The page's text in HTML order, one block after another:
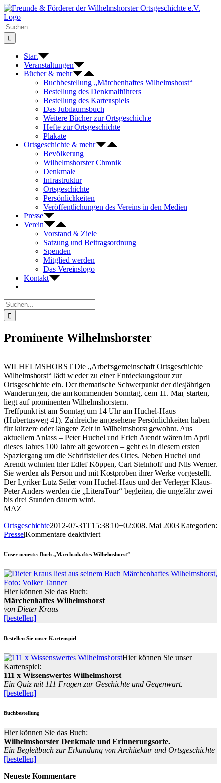
Zum
Inhalt
springen
Suche
nach:
Start
Veranstaltungen
Bücher & mehr
Buchbestellung „Märchenhaftes Wilhelmshorst“
Bestellung des Denkmalführers
Bestellung des Kartenspiels
Das Jubiläumsbuch
Weitere Bücher zur Ortsgeschichte
Hefte zur Ortsgeschichte
Plakate
Ortsgeschichte & mehr
Bevölkerung
Wilhelmshorster Chronik
Denkmale
Infrastruktur
Ortsgeschichte
Persönlichkeiten
Veröffentlichungen des Vereins in den Medien
Presse
Verein
Vorstand & Ziele
Satzung und Beitragsordnung
Spenden
Mitglied werden
Das Vereinslogo
Kontakt
Suche
nach:
Prominente Wilhelmshorster
WILHELMSHORST Die „Arbeitsgemeinschaft Ortsgeschichte
Wilhelmshorst“ lädt wieder zu einer Entdeckungstour zur
Ortsgeschichte ein. Der thematische Schwerpunkt der diesjährigen
Wanderungen, die am kommenden Sonntag, dem 11. Mai, starten,
liegt auf prominenten Wilhelmshorstern.
Treffpunkt ist am Sonntag um 14 Uhr am Huchel-Haus
(Hubertusweg 41). Zahlreiche angesehene Persönlichkeiten haben
für kürzere oder längere Zeit in Wilhelmshorst gewohnt. Aus
aktuellem Anlass – Peter Huchel und Erich Arendt wären im April
dieses Jahres 100 Jahre alt geworden – geht es in diesem ersten
Spaziergang um die Schriftsteller des Ortes. Neben Huchel und
Arendt wohnten hier Edlef Köppen, Carl Steinhoff und Nils Werner.
Sie werden als Person und mit Kostproben ihrer Werke vorgestellt.
Der Lyriker Lutz Seiler vom Huchel-Haus und der Verleger Klaus-
Peter Anders werden die „LiteraTour“ begleiten, die ungefähr zwei
bis drei Stunden dauern wird.
MAZ
Ortsgeschichte2012-07-31T15:38:10+02:008. Mai 2003|Kategorien:
Presse|Kommentare deaktiviertfür
Wilhelmshorster
Unser neuestes Buch „Märchenhaftes Wilhelmshorst“
Hier können Sie das Buch:
Märchenhaftes Wilhelmshorst
von Dieter Kraus
[bestellen].
Bestellen Sie unser Kartenspiel
Hier können Sie unser
Kartenspiel:
111 x Wissenswertes Wilhelmshorst
Ein Quiz mit 111 Fragen zur Geschichte und Gegenwart.
[bestellen].
Buchbestellung
Hier können Sie das Buch:
Wilhelmshorster Denkmale und Erinnerungsorte.
Ein Begleitbuch zur Erkundung von Architektur und Ortsgeschichte
[bestellen].
Neueste Kommentare